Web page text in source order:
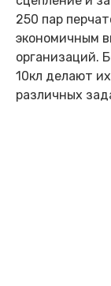
250 пар
экономичным
организаций.
10кл делают
различных